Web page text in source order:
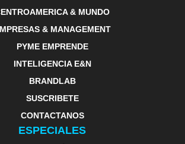
& MUNDO
& MANAGEMENT
PYME EMPRENDE
INTELIGENCIA E&N
BRANDLAB
SUSCRIBETE
CONTACTANOS
ESPECIALES